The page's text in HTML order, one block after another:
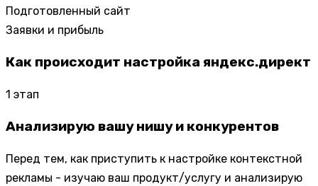
Подготовленный сайт
Заявки и прибыль
Как происходит настройка яндекс.директ
1 этап
Анализирую вашу нишу и конкурентов
Перед тем, как приступить к настройке контекстной
рекламы - изучаю ваш продукт/услугу и анализирую